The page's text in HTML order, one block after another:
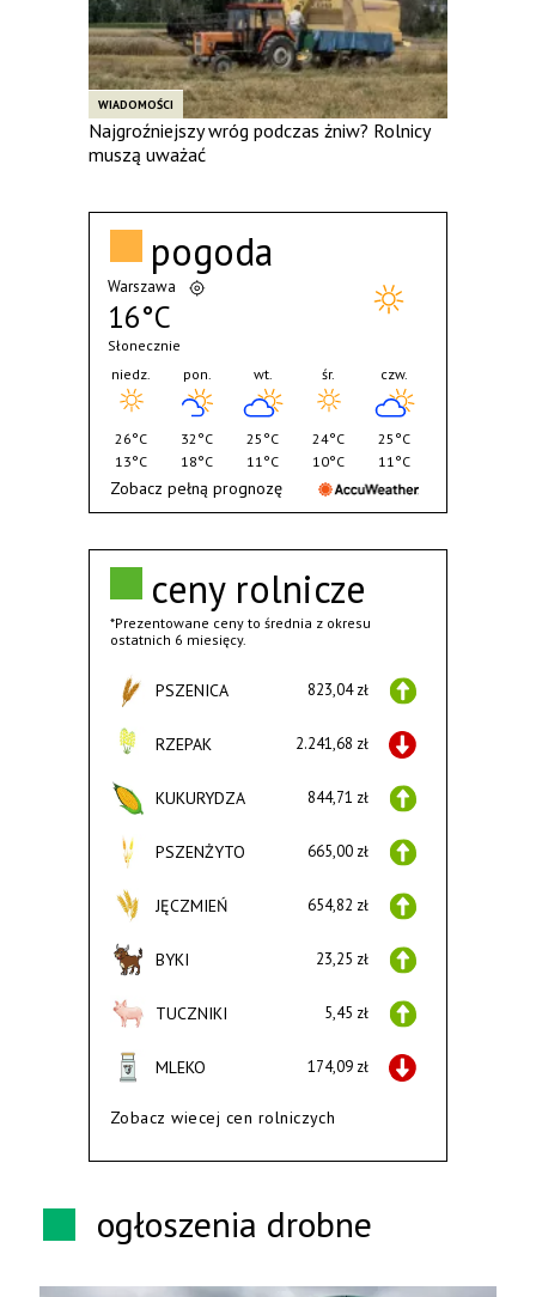
WIADOMOŚCI
Najgroźniejszy wróg podczas żniw? Rolnicy
muszą uważać
ceny rolnicze
*Prezentowane ceny to średnia z okresu
ostatnich 6 miesięcy.
PSZENICA 823,04 zł
RZEPAK 2.241,68 zł
KUKURYDZA 844,71 zł
PSZENŻYTO 665,00 zł
JĘCZMIEŃ 654,82 zł
BYKI 23,25 zł
TUCZNIKI 5,45 zł
MLEKO 174,09 zł
Zobacz wiecej cen rolniczych
pogoda
Warszawa
16°C
Słonecznie
niedz.
26°C
13°C
pon.
32°C
18°C
wt.
25°C
11°C
śr.
24°C
10°C
czw.
25°C
11°C
Zobacz pełną prognozę
ogłoszenia drobne